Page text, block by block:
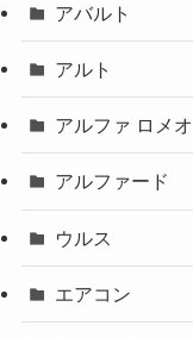
アバルト
アルト
アルファ ロメオ
アルファード
ウルス
エアコン